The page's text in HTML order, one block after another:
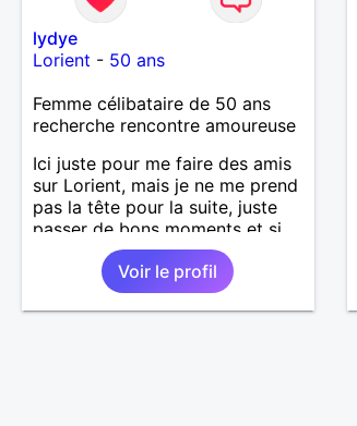
lydye
Lorient - 50 ans
Femme célibataire de 50 ans
recherche rencontre amoureuse
Ici juste pour me faire des amis
sur Lorient, mais je ne me prend
pas la tête pour la suite, juste
passer de bons moments et si
affinité il y a, je reste ouverte à
tout puisque je suis célibataire
et disponible.
Voir le profil